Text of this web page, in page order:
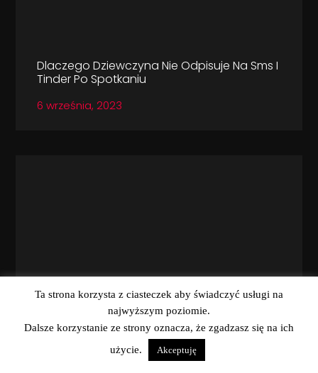
Dlaczego Dziewczyna Nie Odpisuje Na Sms I
Tinder Po Spotkaniu
6 września, 2023
O Czym Pisać Z Dziewczyną? Sprawdzone
Tematy Do Pisania
Ta strona korzysta z ciasteczek aby świadczyć usługi na
najwyższym poziomie.
Dalsze korzystanie ze strony oznacza, że zgadzasz się na ich
użycie.
Akceptuję